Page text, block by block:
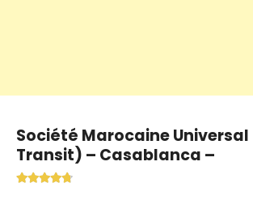
Société Marocaine
Transit) – Casablanca –